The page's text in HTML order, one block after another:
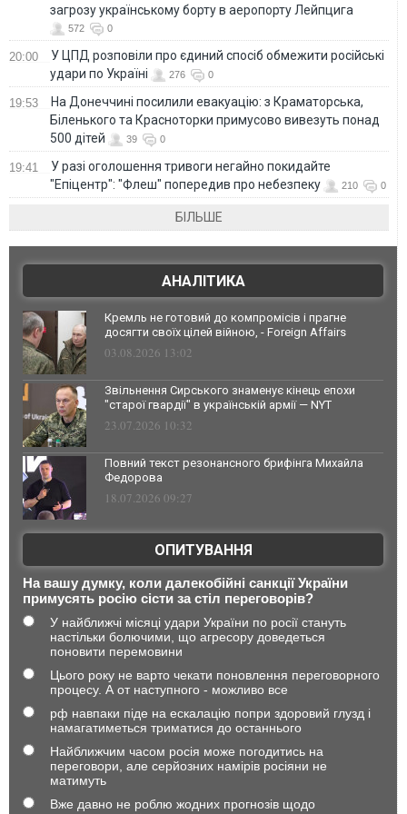
загрозу українському борту в аеропорту Лейпцига
572 0
20:00
У ЦПД розповіли про єдиний спосіб обмежити російські
удари по Україні
276 0
19:53
На Донеччині посилили евакуацію: з Краматорська,
Біленького та Красноторки примусово вивезуть понад
500 дітей
39 0
19:41
У разі оголошення тривоги негайно покидайте
"Епіцентр": "Флеш" попередив про небезпеку
210 0
БІЛЬШЕ
АНАЛІТИКА
Кремль не готовий до компромісів і прагне
досягти своїх цілей війною, - Foreign Affairs
03.08.2026 13:02
Звільнення Сирського знаменує кінець епохи
"старої гвардії" в українській армії — NYT
23.07.2026 10:32
Повний текст резонансного брифінга Михайла
Федорова
18.07.2026 09:27
ОПИТУВАННЯ
На вашу думку, коли далекобійні санкції України
примусять росію сісти за стіл переговорів?
У найближчі місяці удари України по росії стануть
настільки болючими, що агресору доведеться
поновити перемовини
Цього року не варто чекати поновлення переговорного
процесу. А от наступного - можливо все
рф навпаки піде на ескалацію попри здоровий глузд і
намагатиметься триматися до останнього
Найближчим часом росія може погодитись на
переговори, але серйозних намірів росіяни не
матимуть
Вже давно не роблю жодних прогнозів щодо